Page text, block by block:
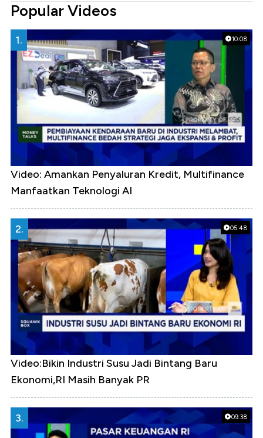
Popular Videos
10:08
1.
Video: Amankan Penyaluran Kredit, Multifinance
Manfaatkan Teknologi AI
05:48
2.
Video:Bikin Industri Susu Jadi Bintang Baru
Ekonomi,RI Masih Banyak PR
09:38
3.